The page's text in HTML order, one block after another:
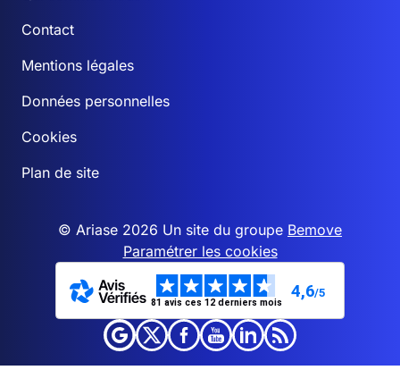
Contact
Mentions légales
Données personnelles
Cookies
Plan de site
© Ariase 2026 Un site du groupe Bemove
Paramétrer les cookies
81 avis ces 12 derniers mois
4,6/5